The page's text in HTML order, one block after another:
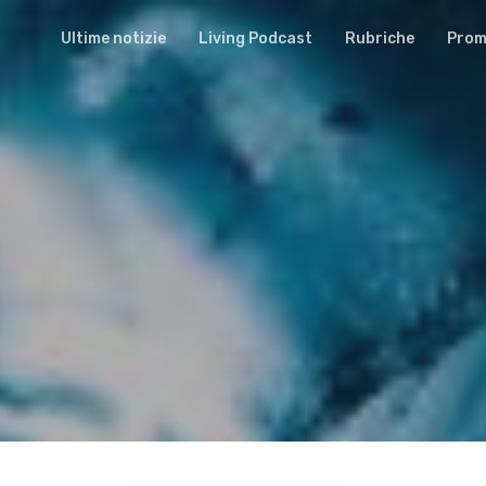
Ultime notizie Living Podcast Rubriche